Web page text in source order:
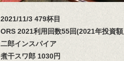
2021/11/3 479杯目
ORS 2021利用回数55回(2021年投資
二郎インスパイア
煮干スワ郎 1030円